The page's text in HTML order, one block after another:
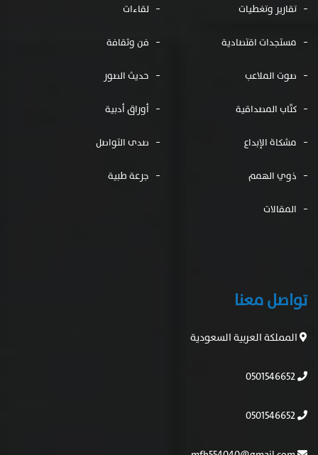
تقارير وتغطيات لقاءات
مستجدات اقتصادية فن وثقافة
صوت الملاعب حديث الصور
كتّاب المصداقية أوراق أدبية
مشكاة الإبداع صدى التواصل
ذوي الهمم جرعة طبية
المقالات
تواصل معنا
المملكة العربية السعودية